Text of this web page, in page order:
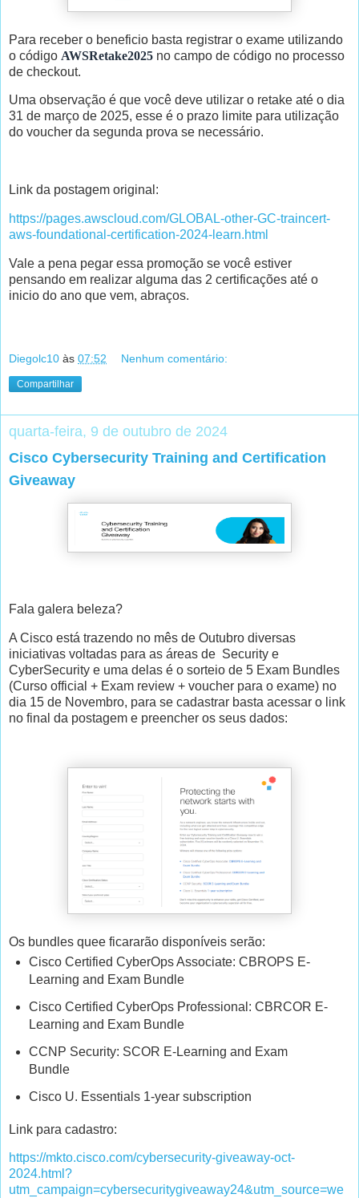
Para receber o beneficio basta registrar o exame utilizando
o código AWSRetake2025 no campo de código no processo
de checkout.
Uma observação é que você deve utilizar o retake até o dia
31 de março de 2025, esse é o prazo limite para utilização
do voucher da segunda prova se necessário.
Link da postagem original:
https://pages.awscloud.com/GLOBAL-other-GC-traincert-
aws-foundational-certification-2024-learn.html
Vale a pena pegar essa promoção se você estiver
pensando em realizar alguma das 2 certificações até o
inicio do ano que vem, abraços.
Diegolc10 às 07:52 Nenhum comentário:
Compartilhar
quarta-feira, 9 de outubro de 2024
Cisco Cybersecurity Training and Certification
Giveaway
Fala galera beleza?
A Cisco está trazendo no mês de Outubro diversas
iniciativas voltadas para as áreas de Security e
CyberSecurity e uma delas é o sorteio de 5 Exam Bundles
(Curso official + Exam review + voucher para o exame) no
dia 15 de Novembro, para se cadastrar basta acessar o link
no final da postagem e preencher os seus dados:
Os bundles quee ficararão disponíveis serão:
Cisco Certified CyberOps Associate: CBROPS E-
Learning and Exam Bundle
Cisco Certified CyberOps Professional: CBRCOR E-
Learning and Exam Bundle
CCNP Security: SCOR E-Learning and Exam
Bundle
Cisco U. Essentials 1-year subscription
Link para cadastro:
https://mkto.cisco.com/cybersecurity-giveaway-oct-
2024.html?
utm_campaign=cybersecuritygiveaway24&utm_source=we